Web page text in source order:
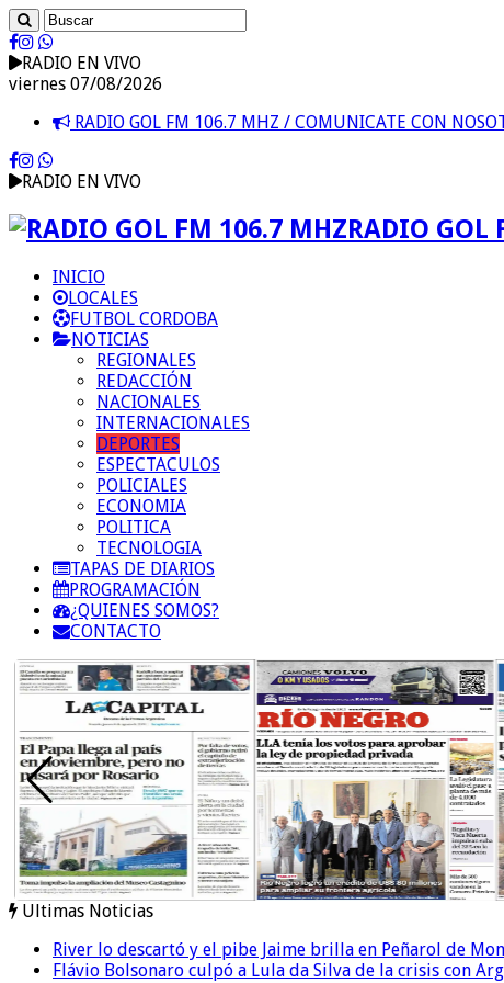
RADIO EN VIVO
viernes 07/08/2026
RADIO GOL FM 106.7 MHZ / COMUNICATE CON
RADIO EN VIVO
RADIO GOL
INICIO
LOCALES
FUTBOL CORDOBA
NOTICIAS
REGIONALES
REDACCIÓN
NACIONALES
INTERNACIONALES
DEPORTES
ESPECTACULOS
POLICIALES
ECONOMIA
POLITICA
TECNOLOGIA
TAPAS DE DIARIOS
PROGRAMACIÓN
¿QUIENES SOMOS?
CONTACTO
Ultimas Noticias
River lo descartó y el pibe Jaime brilla en Peñarol de
Flávio Bolsonaro culpó a Lula da Silva de la crisis con